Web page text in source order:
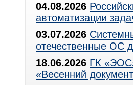
04.08.2026
автоматизации
03.07.2026
отечественные ОС
18.06.2026 ГК
«Весенний